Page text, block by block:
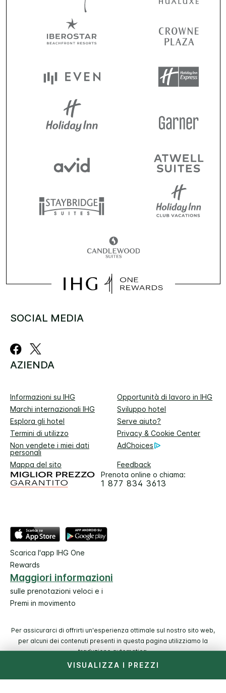
VISUALIZZA I PREZZI
SOCIAL MEDIA
AZIENDA
Informazioni su IHG
Opportunità di lavoro in IHG
Marchi internazionali IHG
Sviluppo hotel
Esplora gli hotel
Serve aiuto?
Termini di utilizzo
Privacy & Cookie Center
Non vendete i miei dati
personali
AdChoices
Mappa del sito
Feedback
Prenota online o chiama:
1 877 834 3613
Scarica l'app IHG One
Rewards
Maggiori informazioni
sulle prenotazioni veloci e i
Premi in movimento
Per assicurarci di offrirti un'esperienza ottimale sul nostro sito web,
per alcuni dei contenuti presenti in questa pagina utilizziamo la
traduzione automatica.
© 2026 IHG. Tutti i diritti riservati. La maggior parte degli